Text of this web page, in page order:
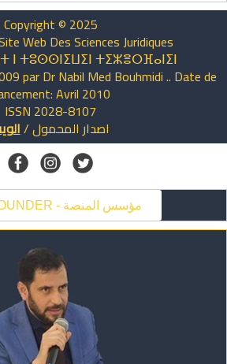
Copyright © 2025
Web Des Sciences Juridiques
ⵜⵓⵙⵙⵏⵉⵡⵉⵏ ⵜⵉⵣⴻⵔⴼⴰⵏⵉⵏ
par Dr Nabil Med Bouhmidi .. Date de
Avril 2010
ISSN 2028-8107
اصدار المحمول/
THE FOUNDER - مؤسس المنصة